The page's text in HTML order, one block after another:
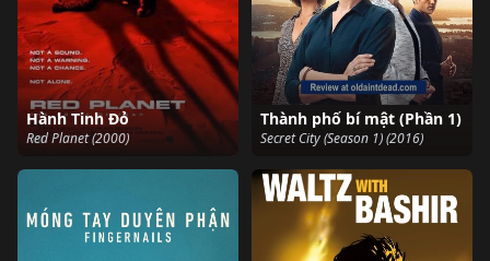
Hành Tinh Đỏ
Red Planet (2000)
Thành phố bí mật (Phần 1)
Secret City (Season 1) (2016)